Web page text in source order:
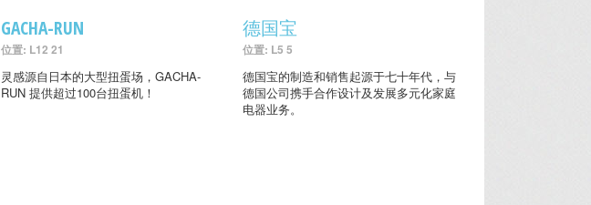
GACHA-RUN
位置: L12 21
灵感源自日本的大型扭蛋场，GACHA-
RUN 提供超过100台扭蛋机！
德国宝
位置: L5 5
德国宝的制造和销售起源于七十年代，与
德国公司携手合作设计及发展多元化家庭
电器业务。